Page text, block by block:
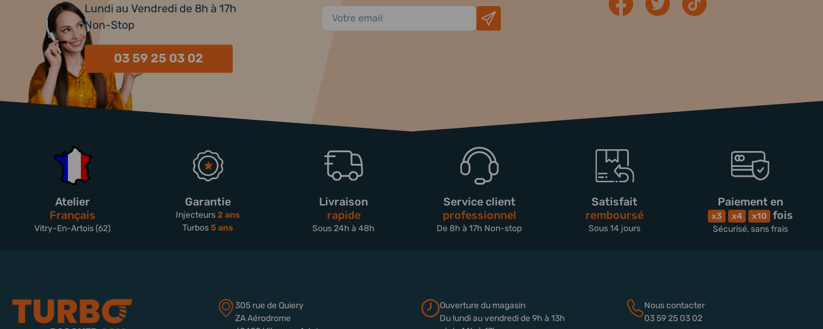
Lundi au Vendredi de 8h à 17h
Non-Stop
03 59 25 03 02
Atelier
Français
Vitry-En-Artois (62)
Garantie
Injecteurs2 ans
Turbos5 ans
Livraison
rapide
Sous 24h à 48h
Service client
professionnel
De 8h à 17h Non-stop
Satisfait
remboursé
Sous 14 jours
Paiement en
x3 x4 x10 fois
Sécurisé, sans frais
305 rue de Quiery
ZA Aérodrome
Ouverture du magasin
Du lundi au vendredi de 9h à 13h
Nous contacter
03 59 25 03 02